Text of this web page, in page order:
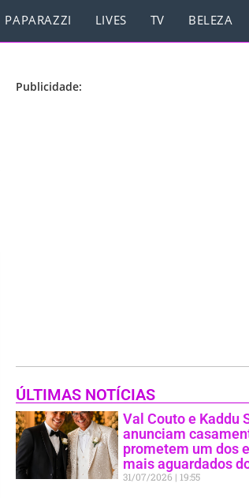
PAPARAZZI LIVES TV BELEZA
Publicidade:
ÚLTIMAS NOTÍCIAS
Val Couto e Kaddu
anunciam
prometem um dos
mais aguardados
31/07/2026 19:55